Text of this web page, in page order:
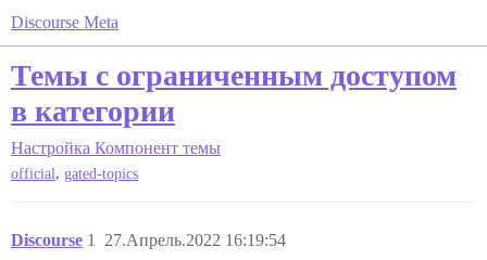
Discourse Meta
Темы с ограниченным доступом
в категории
Настройка Компонент темы
official, gated-topics
Discourse 27.Апрель.2022 16:19:54
1